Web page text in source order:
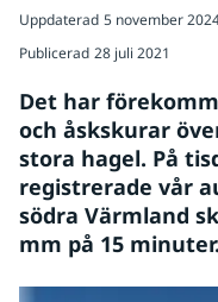
Uppdaterad 5 november
Publicerad 28 juli 2021
Det har
och åskskurar
stora hagel. På
registrerade vår
södra Värmland
mm på 15 minuter.